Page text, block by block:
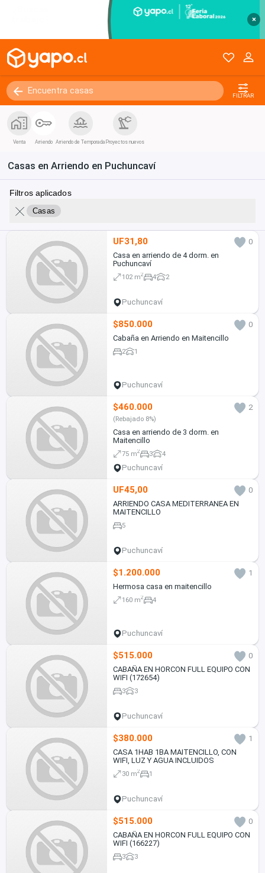
×
FILTRAR
Venta Arriendo Arriendo de Temporada Proyectos nuevos
Casas en Arriendo en Puchuncaví
Filtros aplicados
Casas
UF31,80
0
Casa en arriendo de 4 dorm. en
Puchuncaví
102 m2 4 2
Puchuncaví
$850.000
0
Cabaña en Arriendo en Maitencillo
2 1
Puchuncaví
$460.000 2
(Rebajado 8%)
Casa en arriendo de 3 dorm. en
Maitencillo
75 m2 3 4
Puchuncaví
UF45,00
0
ARRIENDO CASA MEDITERRANEA EN
MAITENCILLO
5
Puchuncaví
$1.200.000
1
Hermosa casa en maitencillo
160 m2 4
Puchuncaví
$515.000
0
CABAÑA EN HORCON FULL EQUIPO CON
WIFI (172654)
3 3
Puchuncaví
$380.000
1
CASA 1HAB 1BA MAITENCILLO, CON
WIFI, LUZ Y AGUA INCLUIDOS
30 m2 1
Puchuncaví
$515.000
0
CABAÑA EN HORCON FULL EQUIPO CON
WIFI (166227)
3 3